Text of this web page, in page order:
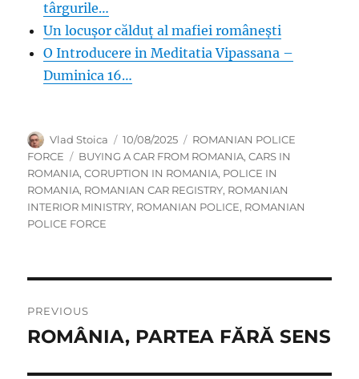
târgurile…
Un locușor călduț al mafiei românești
O Introducere in Meditatia Vipassana –
Duminica 16…
Author
Vlad Stoica
Posted
on
10/08/2025 Categories
ROMANIAN POLICE
FORCE
Tags
BUYING A CAR FROM ROMANIA,CARS IN
ROMANIA,CORUPTION IN ROMANIA, POLICE IN
ROMANIA, ROMANIAN CAR REGISTRY, ROMANIAN
INTERIOR MINISTRY, ROMANIAN POLICE, ROMANIAN
POLICE FORCE
navigation
PREVIOUS
Previous
ROMÂNIA, PARTEA FĂRĂ SENS